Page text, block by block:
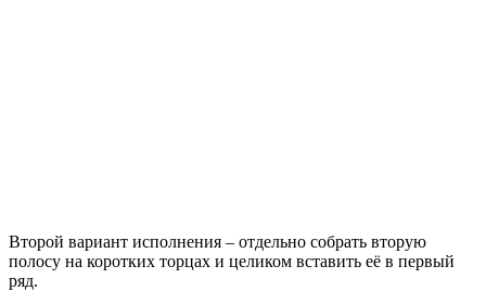
Второй вариант исполнения – отдельно собрать вторую
полосу на коротких торцах и целиком вставить её в первый
ряд.